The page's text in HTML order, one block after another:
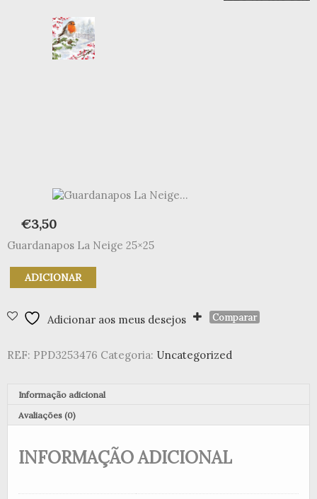
€3,50
Guardanapos La Neige 25×25
Quantidade
de
La
Neige
ADICIONAR
Adicionar aos meus desejos Comparar
REF: PPD3253476 Categoria: Uncategorized
Informação adicional
Avaliações (0)
INFORMAÇÃO ADICIONAL